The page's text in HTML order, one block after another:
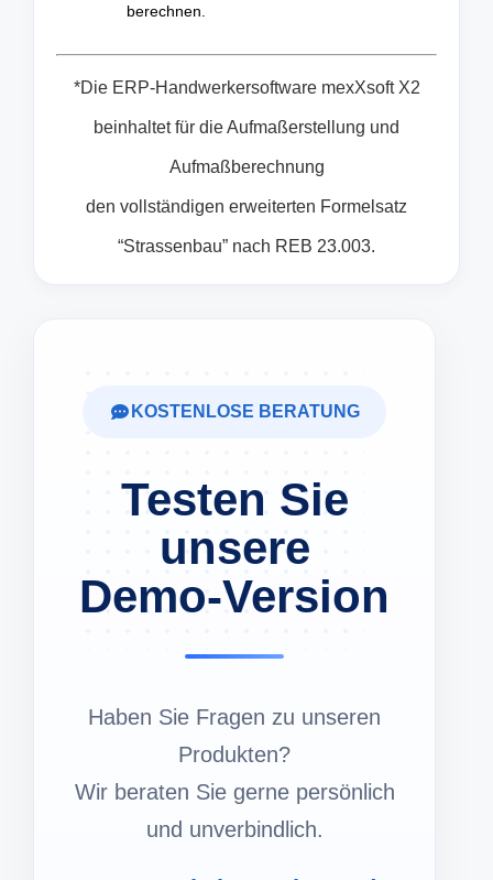
berechnen.
*Die ERP-Handwerkersoftware mexXsoft X2
beinhaltet für die Aufmaßerstellung und
Aufmaßberechnung
den vollständigen erweiterten Formelsatz
“Strassenbau” nach REB 23.003.
KOSTENLOSE BERATUNG
Testen Sie
unsere
Demo-Version
Haben Sie Fragen zu unseren
Produkten?
Wir beraten Sie gerne persönlich
und unverbindlich.